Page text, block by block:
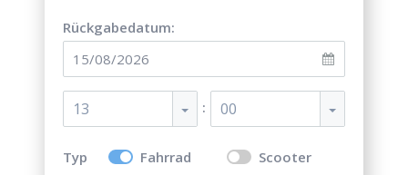
Rückgabedatum:
13 : 00
Typ Fahrrad
Scooter